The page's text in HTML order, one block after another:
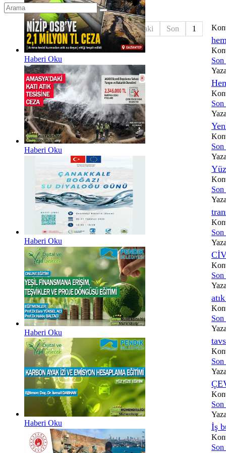
Haberi Oku
Haberi Oku
Haberi Oku
Haberi Oku
Haberi Oku
Başlangıç Önceki 1 Sonraki Son 1
İş